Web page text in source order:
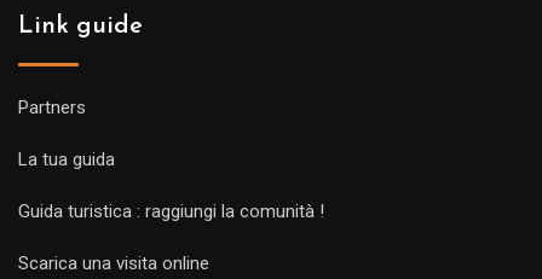
Link guide
Partners
La tua guida
Guida turistica : raggiungi la comunità !
Scarica una visita online